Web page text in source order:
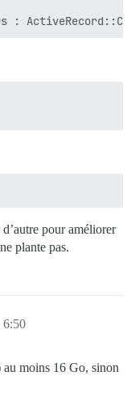
pour améliorer
plante pas.
6:50
au moins 16 Go, sinon